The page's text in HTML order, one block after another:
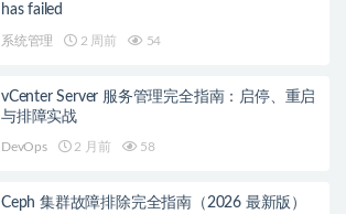
has failed
系统管理 2 周前 54
vCenter Server 服务管理完全指南：启停、重启
与排障实战
DevOps 2 月前 58
Ceph 集群故障排除完全指南（2026 最新版）